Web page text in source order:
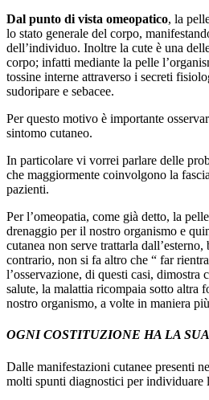
Dal punto di vista omeopatico, la
lo stato generale del corpo,
dell’individuo. Inoltre la cute è una
corpo; infatti mediante la pelle
tossine interne attraverso i secreti
sudoripare e sebacee.
Per questo motivo è importante
sintomo cutaneo.
In particolare vi vorrei parlare delle
che maggiormente coinvolgono la
pazienti.
Per l’omeopatia, come già detto, la
drenaggio per il nostro organismo e
cutanea non serve trattarla
contrario, non si fa altro che “ far
l’osservazione, di questi casi, dimostra
salute, la malattia ricompaia sotto altra
nostro organismo, a volte in maniera
OGNI COSTITUZIONE HA LA
Dalle manifestazioni cutanee presenti
molti spunti diagnostici per individuare